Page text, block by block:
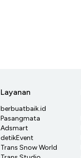
Layanan
berbuatbaik.id
Pasangmata
Adsmart
detikEvent
Trans Snow World